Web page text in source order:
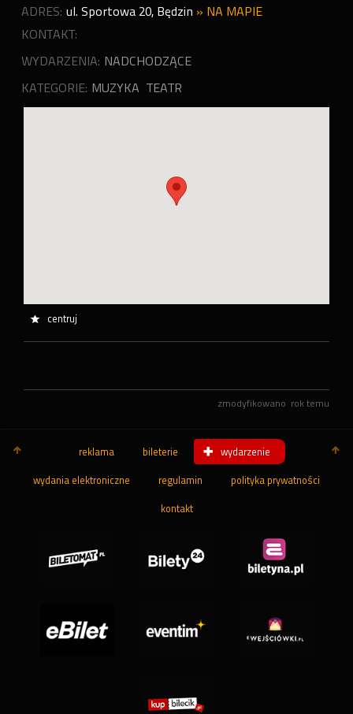
ADRES: ul. Sportowa 20, Będzin » NA MAPIE
KONTAKT:
WYDARZENIA: NADCHODZĄCE
KATEGORIE: MUZYKA TEATR
centruj
zmodyfikowano rok temu
reklama bileterie wydarzenie
wydania elektroniczne regulamin polityka prywatności
kontakt